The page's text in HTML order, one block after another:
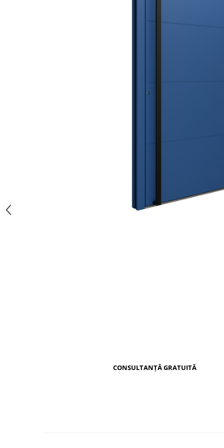
CONSULTANȚĂ GRATUITĂ